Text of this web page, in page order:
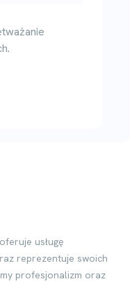
usługę
reprezentuje swoich
profesjonalizm oraz